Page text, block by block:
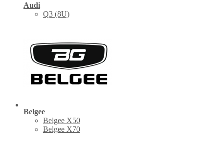
Audi
Q3 (8U)
Belgee
Belgee X50
Belgee X70